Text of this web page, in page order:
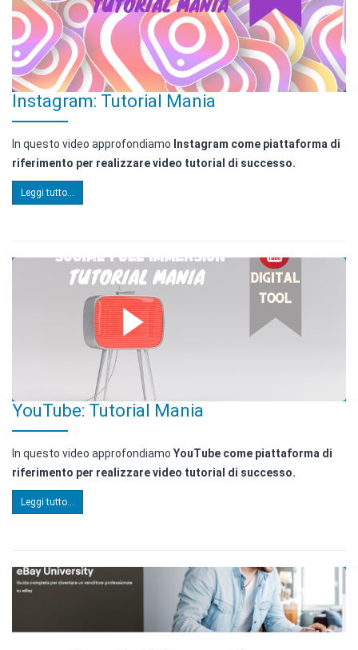
Instagram: Tutorial Mania
In questo video approfondiamo Instagram come piattaforma di
riferimento per realizzare video tutorial di successo.
Leggi tutto...
YouTube: Tutorial Mania
In questo video approfondiamo YouTube come piattaforma di
riferimento per realizzare video tutorial di successo.
Leggi tutto...